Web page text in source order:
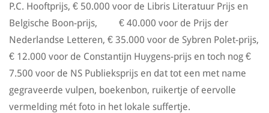
P.C. Hooftprijs, € 50.000 voor de Libris Literatuur Prijs en
Belgische Boon-prijs, € 40.000 voor de Prijs der
Nederlandse Letteren, € 35.000 voor de Sybren Polet-prijs,
€ 12.000 voor de Constantijn Huygens-prijs en toch nog €
7.500 voor de NS Publieksprijs en dat tot een met name
gegraveerde vulpen, boekenbon, ruikertje of eervolle
vermelding mét foto in het lokale suffertje.